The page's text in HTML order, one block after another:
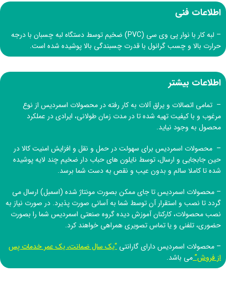
اطلاعات فنی
– لبه کار با نوار پی وی سی (PVC) ضخیم توسط دستگاه لبه چسبان با درجه
حرارت بالا و چسب گرانول با قدرت چسبندگی بالا پوشیده شده است.
اطلاعات بیشتر
– تمامی اتصالات و یراق آلات به کار رفته در محصولات اسمردیس از نوع
مرغوب و با کیفیت تهیه شده تا در مدت زمان طولانی، ایرادی در عملکرد
محصول به وجود نیاید.
– محصولات اسمردیس برای سهولت در حمل و نقل و افزایش امنیت کالا در
حین جابجایی و ارسال، توسط نایلون های حباب دار ضخیم چند لایه پوشیده
شده تا کاملا سالم و بدون عیب و نقص به دست شما برسد.
– محصولات اسمردیس تا جای ممکن بصورت مونتاژ شده (اسمبل) ارسال می
گردد تا نصب و استقرار آن توسط شما به آسانی صورت پذیرد. در صورت نیاز به
نصب محصولات، کارکنان آموزش دیدهگروه صنعتی اسمردیس شما را بصورت
حضوری، تلفنی و یا تماس تصویری همراهی خواهند کرد.
– محصولات اسمردیس دارای گارانتی “یک سال ضمانت، یک عمر خدمات پس
از فروش”می باشد.